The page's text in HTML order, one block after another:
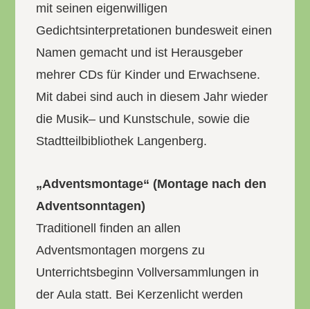
mit seinen eigenwilligen
Gedichtsinterpretationen bundesweit einen
Namen gemacht und ist Herausgeber
mehrer CDs für Kinder und Erwachsene.
Mit dabei sind auch in diesem Jahr wieder
die Musik– und Kunstschule, sowie die
Stadtteilbibliothek Langenberg.
„Adventsmontage“ (Montage nach den
Adventsonntagen)
Traditionell finden an allen
Adventsmontagen morgens zu
Unterrichtsbeginn Vollversammlungen in
der Aula statt. Bei Kerzenlicht werden